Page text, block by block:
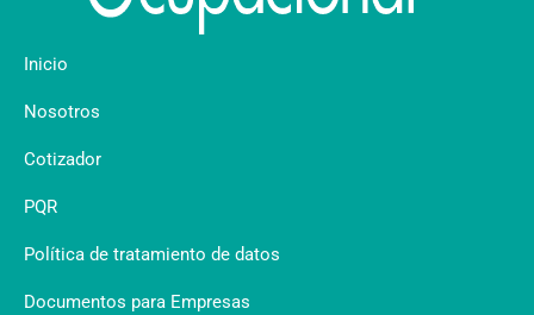
Inicio
Nosotros
Cotizador
PQR
Política de tratamiento de datos
Documentos para Empresas